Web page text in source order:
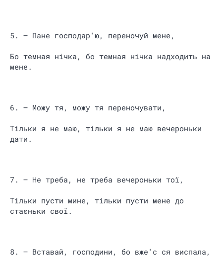
5. – Пане господар'ю, переночуй мене,
Бо темная нічка, бо темная нічка надходить на
мене.
6. – Можу тя, можу тя переночувати,
Тільки я не маю, тільки я не маю вечероньки
дати.
7. – Не треба, не треба вечероньки тої,
Тільки пусти мине, тільки пусти мене до
стаєньки свої.
8. – Вставай, господини, бо вже'с ся виспала,